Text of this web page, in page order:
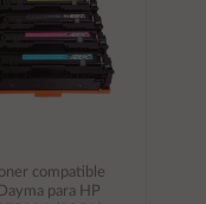
compatible
Dayma para HP